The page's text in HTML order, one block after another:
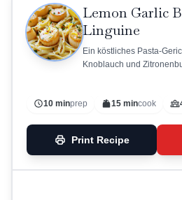
Lemon Garlic
Linguine
Ein köstliches Pasta-
Knoblauch und
10 minprep 15 mincook
Print Recipe